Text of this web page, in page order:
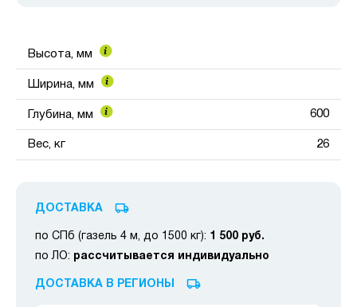
Высота, мм
Ширина, мм
Глубина, мм 600
Вес, кг 26
ДОСТАВКА
по СПб (газель 4 м, до 1500 кг): 1 500 руб.
по ЛО: рассчитывается индивидуально
ДОСТАВКА В РЕГИОНЫ